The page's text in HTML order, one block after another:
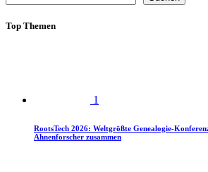
Top Themen
1
RootsTech 2026: Weltgrößte Genealogie-
Ahnenforscher zusammen